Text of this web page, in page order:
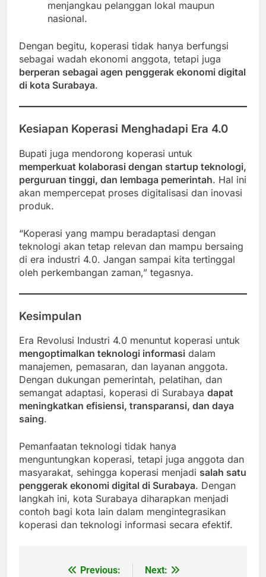
menjangkau pelanggan lokal maupun
nasional.
Dengan begitu, koperasi tidak hanya berfungsi
sebagai wadah ekonomi anggota, tetapi juga
berperan sebagai agen penggerak ekonomi digital
di kota Surabaya.
Kesiapan Koperasi Menghadapi Era 4.0
Bupati juga mendorong koperasi untuk
memperkuat kolaborasi dengan startup teknologi,
perguruan tinggi, dan lembaga pemerintah. Hal ini
akan mempercepat proses digitalisasi dan inovasi
produk.
“Koperasi yang mampu beradaptasi dengan
teknologi akan tetap relevan dan mampu bersaing
di era industri 4.0. Jangan sampai kita tertinggal
oleh perkembangan zaman,” tegasnya.
Kesimpulan
Era Revolusi Industri 4.0 menuntut koperasi untuk
mengoptimalkan teknologi informasi dalam
manajemen, pemasaran, dan layanan anggota.
Dengan dukungan pemerintah, pelatihan, dan
semangat adaptasi, koperasi di Surabaya dapat
meningkatkan efisiensi, transparansi, dan daya
saing.
Pemanfaatan teknologi tidak hanya
menguntungkan koperasi, tetapi juga anggota dan
masyarakat, sehingga koperasi menjadi salah satu
penggerak ekonomi digital di Surabaya. Dengan
langkah ini, kota Surabaya diharapkan menjadi
contoh bagi kota lain dalam mengintegrasikan
koperasi dan teknologi informasi secara efektif.
Previous:
Next: